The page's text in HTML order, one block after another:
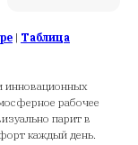
| Таблица
инновационных
рабочее
парит в
каждый день.